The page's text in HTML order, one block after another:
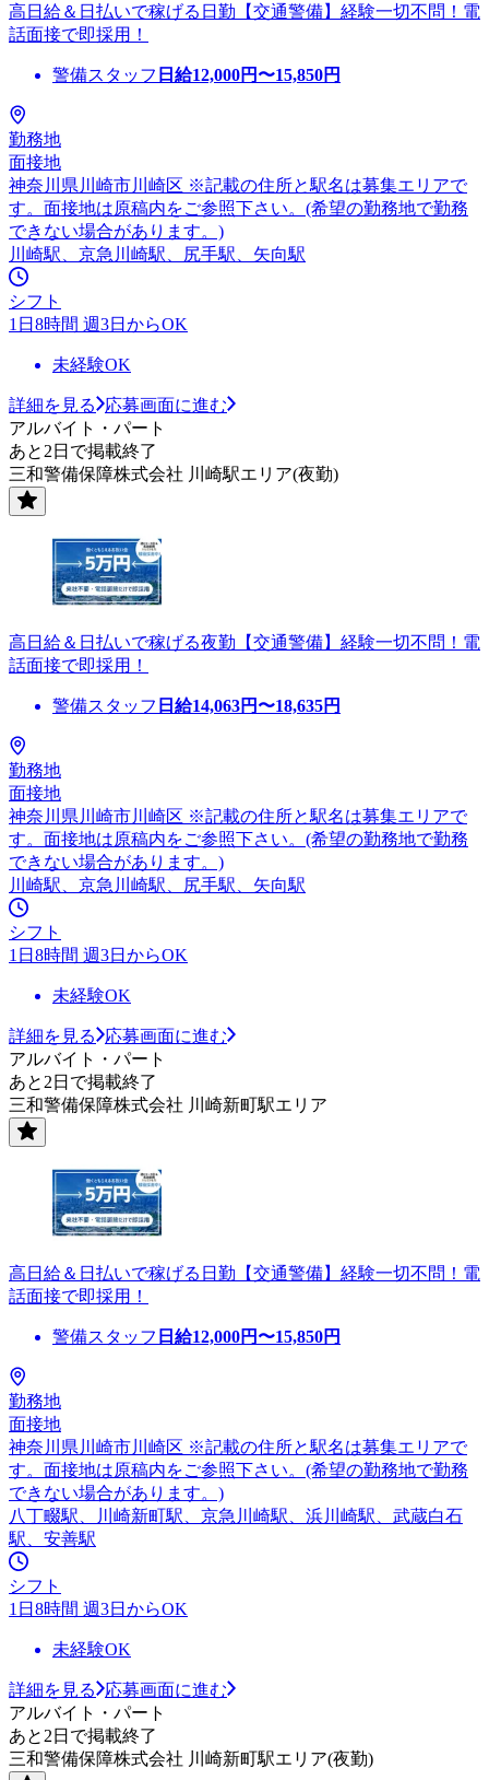
高日給＆日払いで稼げる日勤【交通警備】経験一切不問！電
話面接で即採用！
警備スタッフ 日給12,000円〜15,850円
勤務地
面接地
神奈川県川崎市川崎区 ※記載の住所と駅名は募集エリアで
す。面接地は原稿内をご参照下さい。(希望の勤務地で勤務
できない場合があります。)
川崎駅、京急川崎駅、尻手駅、矢向駅
シフト
1日8時間 週3日からOK
未経験OK
詳細を見る
応募画面に進む
アルバイト・パート
あと2日で掲載終了
三和警備保障株式会社 川崎駅エリア(夜勤)
高日給＆日払いで稼げる夜勤【交通警備】経験一切不問！電
話面接で即採用！
警備スタッフ 日給14,063円〜18,635円
勤務地
面接地
神奈川県川崎市川崎区 ※記載の住所と駅名は募集エリアで
す。面接地は原稿内をご参照下さい。(希望の勤務地で勤務
できない場合があります。)
川崎駅、京急川崎駅、尻手駅、矢向駅
シフト
1日8時間 週3日からOK
未経験OK
詳細を見る
応募画面に進む
アルバイト・パート
あと2日で掲載終了
三和警備保障株式会社 川崎新町駅エリア
高日給＆日払いで稼げる日勤【交通警備】経験一切不問！電
話面接で即採用！
警備スタッフ 日給12,000円〜15,850円
勤務地
面接地
神奈川県川崎市川崎区 ※記載の住所と駅名は募集エリアで
す。面接地は原稿内をご参照下さい。(希望の勤務地で勤務
できない場合があります。)
八丁畷駅、川崎新町駅、京急川崎駅、浜川崎駅、武蔵白石
駅、安善駅
シフト
1日8時間 週3日からOK
未経験OK
詳細を見る
応募画面に進む
アルバイト・パート
あと2日で掲載終了
三和警備保障株式会社 川崎新町駅エリア(夜勤)